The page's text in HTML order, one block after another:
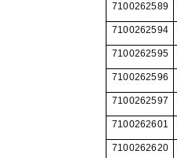
7100262589
7100262594
7100262595
7100262596
7100262597
7100262601
7100262620